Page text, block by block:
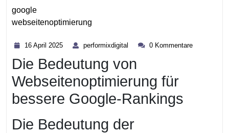
google
webseitenoptimierung
16 April 2025
2025
performixdigital performixdigital
0 Kommentare
Die Bedeutung von
Webseitenoptimierung für
bessere Google-Rankings
Die Bedeutung der